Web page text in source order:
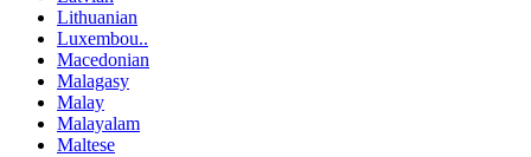
Lithuanian
Luxembou..
Macedonian
Malagasy
Malay
Malayalam
Maltese